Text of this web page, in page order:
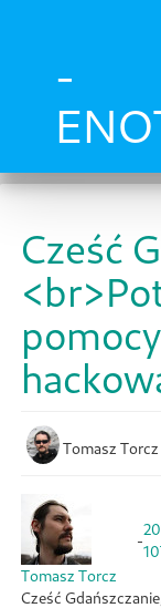
-
Cześć
Tomasz Torcz
Tomasz Torcz
-
Cześć